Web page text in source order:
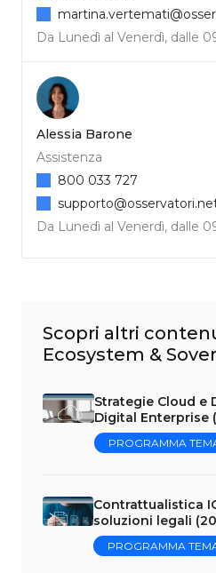
Da Lunedì al Venerdì, dalle
Alessia Barone
Assistenza
Da Lunedì al Venerdì, dalle
800 033 727
Scopri altri
Ecosystem &
Strategie Cloud e
Digital Enterprise
PROGRAMMA
Contrattualistica
soluzioni legali
PROGRAMMA